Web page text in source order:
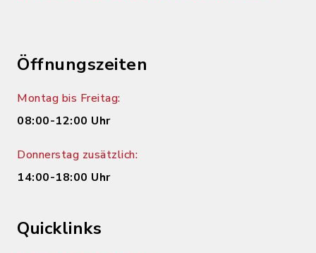
Öffnungszeiten
Montag bis Freitag:
08:00-12:00 Uhr
Donnerstag zusätzlich:
14:00-18:00 Uhr
Quicklinks